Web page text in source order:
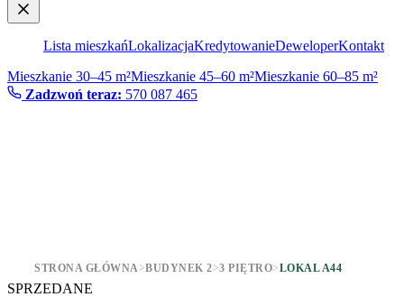
Lista mieszkańLokalizacjaKredytowanieDeweloperKontakt
Mieszkanie 30–45 m²Mieszkanie 45–60 m²Mieszkanie 60–85 m²
Zadzwoń teraz: 570 087 465
STRONA GŁÓWNA>BUDYNEK 2>3 PIĘTRO>LOKAL A44
SPRZEDANE